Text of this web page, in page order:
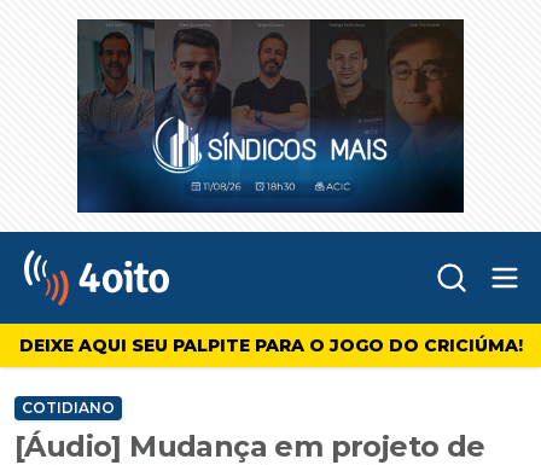
4oito
DEIXE AQUI SEU PALPITE PARA O JOGO DO CRICIÚMA!
COTIDIANO
[Áudio] Mudança em projeto de